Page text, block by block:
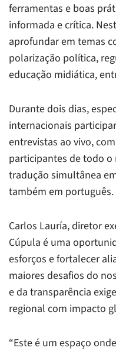
ferramentas e boas
informada e crítica.
aprofundar em temas
polarização política,
educação midiática,
Durante dois dias,
internacionais
entrevistas ao vivo,
participantes de todo
tradução simultânea
também em português.
Carlos Lauría, diretor
Cúpula é uma
esforços e fortalecer
maiores desafios do
e da transparência
regional com impacto
“Este é um espaço